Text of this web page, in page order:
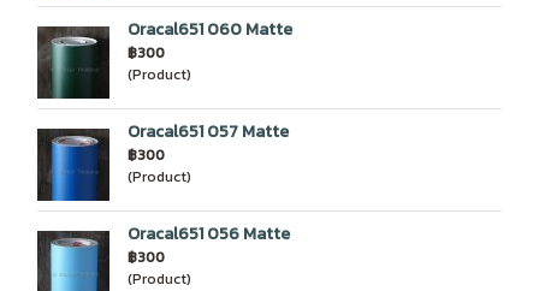
Oracal651 060 Matte
฿300
(Product)
Oracal651 057 Matte
฿300
(Product)
Oracal651 056 Matte
฿300
(Product)